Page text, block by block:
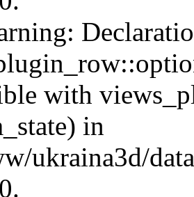
with
in
ukraina3d/